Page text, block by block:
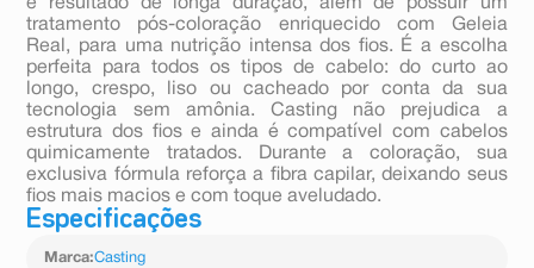
e resultado de longa duração, além de possuir um
tratamento pós-coloração enriquecido com Geleia
Real, para uma nutrição intensa dos fios. É a escolha
perfeita para todos os tipos de cabelo: do curto ao
longo, crespo, liso ou cacheado por conta da sua
tecnologia sem amônia. Casting não prejudica a
estrutura dos fios e ainda é compatível com cabelos
quimicamente tratados. Durante a coloração, sua
exclusiva fórmula reforça a fibra capilar, deixando seus
fios mais macios e com toque aveludado.
Especificações
Marca:Casting